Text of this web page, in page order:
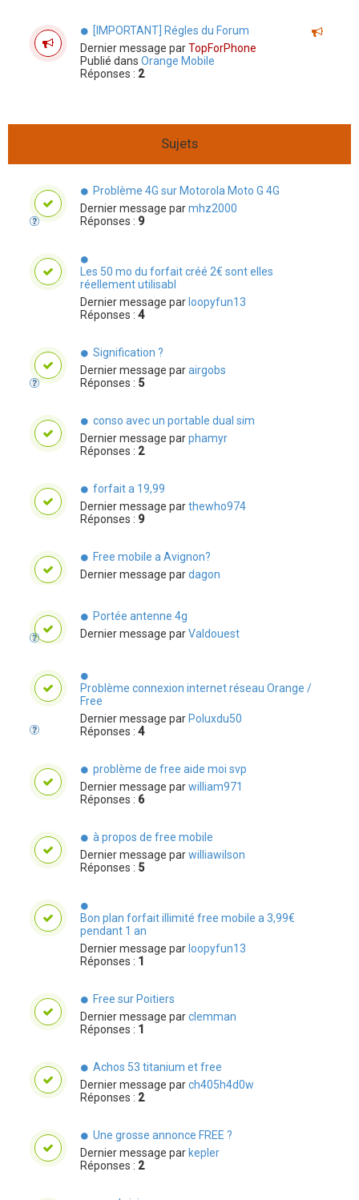
[IMPORTANT] Régles du Forum
Dernier message parTopForPhone
Publié dans Orange Mobile
Réponses : 2
Sujets
Problème 4G sur Motorola Moto G 4G
Dernier message parmhz2000
Réponses : 9
Les 50 mo du forfait créé 2€ sont elles
réellement utilisabl
Dernier message parloopyfun13
Réponses : 4
Signification ?
Dernier message parairgobs
Réponses : 5
conso avec un portable dual sim
Dernier message parphamyr
Réponses : 2
forfait a 19,99
Dernier message parthewho974
Réponses : 9
Free mobile a Avignon?
Dernier message pardagon
Portée antenne 4g
Dernier message parValdouest
Problème connexion internet réseau Orange /
Free
Dernier message parPoluxdu50
Réponses : 4
problème de free aide moi svp
Dernier message parwilliam971
Réponses : 6
à propos de free mobile
Dernier message parwilliawilson
Réponses : 5
Bon plan forfait illimité free mobile a 3,99€
pendant 1 an
Dernier message parloopyfun13
Réponses : 1
Free sur Poitiers
Dernier message parclemman
Réponses : 1
Achos 53 titanium et free
Dernier message parch405h4d0w
Réponses : 2
Une grosse annonce FREE ?
Dernier message parkepler
Réponses : 2